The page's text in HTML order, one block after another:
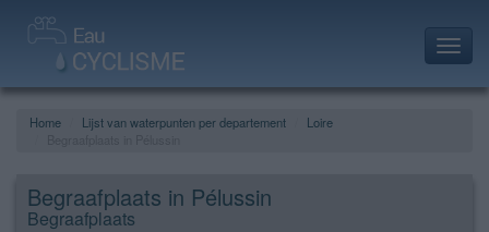
Home Lijst van waterpunten per departement
Loire
Begraafplaats in Pélussin
Begraafplaats